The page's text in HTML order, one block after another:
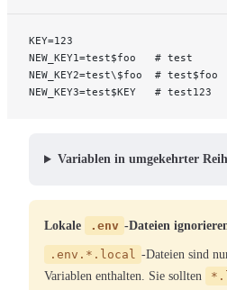
KEY=123
NEW_KEY1=test$foo   # test
NEW_KEY2=test\$foo  # test$foo
NEW_KEY3=test$KEY   # test123
Variablen in umgekehrter
Lokale .env -Dateien
.env.*.local -Dateien sind
Variablen enthalten. Sie sollten